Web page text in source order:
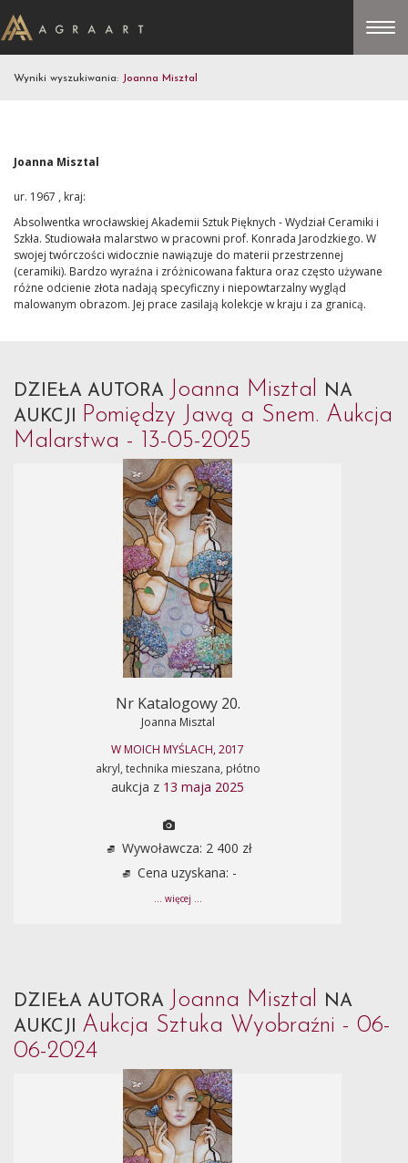
Wyniki wyszukiwania: Joanna Misztal
Joanna Misztal
ur. 1967 , kraj:
Absolwentka wrocławskiej Akademii Sztuk Pięknych - Wydział Ceramiki i
Szkła. Studiowała malarstwo w pracowni prof. Konrada Jarodzkiego. W
swojej twórczości widocznie nawiązuje do materii przestrzennej
(ceramiki). Bardzo wyraźna i zróżnicowana faktura oraz często używane
różne odcienie złota nadają specyficzny i niepowtarzalny wygląd
malowanym obrazom. Jej prace zasilają kolekcje w kraju i za granicą.
DZIEŁA AUTORA Joanna Misztal NA
AUKCJI Pomiędzy Jawą a Snem. Aukcja
Malarstwa - 13-05-2025
Nr Katalogowy 20.
Joanna Misztal
W MOICH MYŚLACH, 2017
akryl, technika mieszana, płótno
aukcja z 13 maja 2025
Wywoławcza: 2 400 zł
Cena uzyskana: -
... więcej ...
DZIEŁA AUTORA Joanna Misztal NA
AUKCJI Aukcja Sztuka Wyobraźni - 06-
06-2024